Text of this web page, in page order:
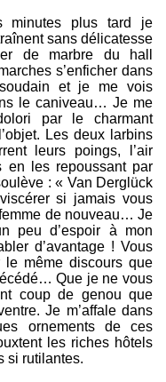
minutes plus tard je
sans délicatesse
de marbre du hall
s’enficher dans
et je me vois
le caniveau… Je me
par le charmant
Les deux larbins
leurs poings, l’air
en les repoussant par
: « Van Derglück
si jamais vous
de nouveau… Je
peu d’espoir à mon
d’avantage ! Vous
même discours que
Que je ne vous
coup de genou que
Je m’affale dans
ornements de ces
les riches hôtels
si rutilantes.